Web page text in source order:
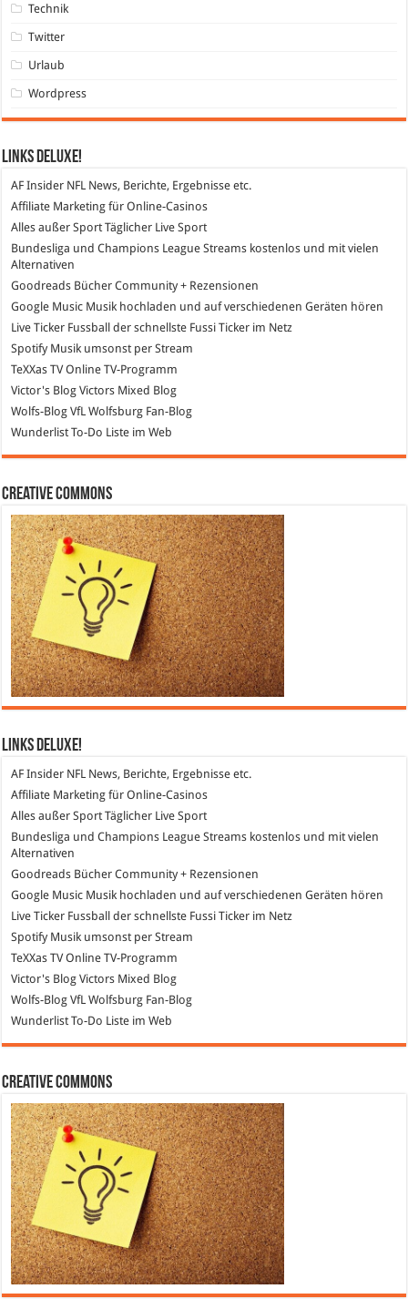
Technik
Twitter
Urlaub
Wordpress
Links DeLuXe!
AF Insider NFL News, Berichte, Ergebnisse etc.
Affiliate Marketing für Online-Casinos
Alles außer Sport Täglicher Live Sport
Bundesliga und Champions League Streams kostenlos und mit vielen
Alternativen
Goodreads Bücher Community + Rezensionen
Google Music Musik hochladen und auf verschiedenen Geräten hören
Live Ticker Fussball
der schnellste Fussi Ticker im Netz
SpotifyMusik umsonst per Stream
TeXXas TVOnline TV-Programm
Victor's Blog Victors Mixed Blog
Wolfs-Blog VfL Wolfsburg Fan-Blog
Wunderlist To-Do Liste im Web
Creative Commons
Links DeLuXe!
AF Insider NFL News, Berichte, Ergebnisse etc.
Affiliate Marketing für Online-Casinos
Alles außer Sport Täglicher Live Sport
Bundesliga und Champions League Streams kostenlos und mit vielen
Alternativen
Goodreads Bücher Community + Rezensionen
Google Music Musik hochladen und auf verschiedenen Geräten hören
Live Ticker Fussball der schnellste Fussi Ticker im Netz
SpotifyMusik umsonst per Stream
TeXXas TVOnline TV-Programm
Victor's Blog Victors Mixed Blog
Wolfs-Blog VfL Wolfsburg Fan-Blog
Wunderlist To-Do Liste im Web
Creative Commons